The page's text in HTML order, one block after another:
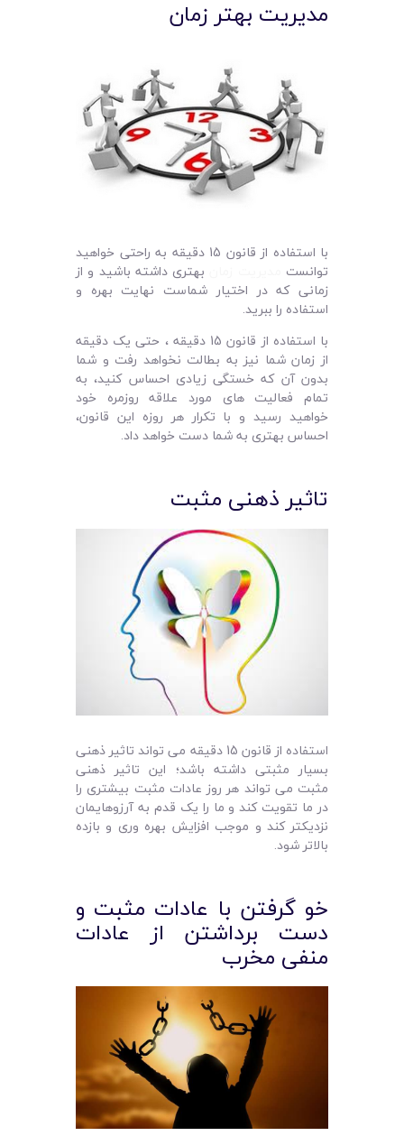
مدیریت بهتر زمان
با استفاده از قانون 15 دقیقه به راحتی خواهید
توانست
بهتری داشته باشید و از
زمانی که در اختیار شماست نهایت بهره و
استفاده را ببرید.
با استفاده از قانون 15 دقیقه ، حتی یک دقیقه
از زمان شما نیز به بطالت نخواهد رفت و شما
بدون آن که خستگی زیادی احساس کنید، به
تمام فعالیت های مورد علاقه روزمره خود
خواهید رسید و با تکرار هر روزه این قانون،
احساس بهتری به شما دست خواهد داد.
تاثیر ذهنی مثبت
استفاده از قانون 15 دقیقه می تواند تاثیر ذهنی
بسیار مثبتی داشته باشد؛ این تاثیر ذهنی
مثبت می تواند هر روز عادات مثبت بیشتری را
در ما تقویت کند و ما را یک قدم به آرزوهایمان
نزدیکتر کند و موجب افزایش بهره وری و بازده
بالاتر شود.
خو گرفتن با عادات مثبت و
دست برداشتن از عادات
منفی مخرب